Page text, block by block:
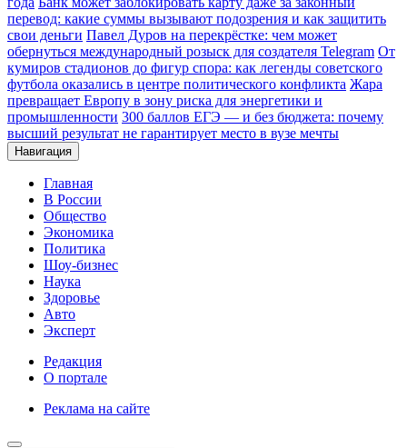
перевод: какие суммы вызывают подозрения и как защитить
свои деньги Павел Дуров на перекрёстке: чем может
обернуться международный розыск для создателя Telegram От
кумиров стадионов до фигур спора: как легенды советского
футбола оказались в центре политического конфликта Жара
превращает Европу в зону риска для энергетики и
промышленности 300 баллов ЕГЭ — и без бюджета: почему
высший результат не гарантирует место в вузе мечты
Навигация
Главная
В России
Общество
Экономика
Политика
Шоу-бизнес
Наука
Здоровье
Авто
Эксперт
Редакция
О портале
Реклама на сайте